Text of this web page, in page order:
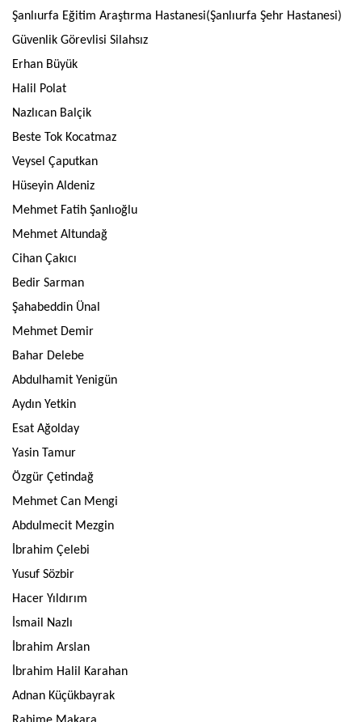
Şanlıurfa Eğitim Araştırma Hastanesi(Şanlıurfa Şehr Hastanesi)
Güvenlik Görevlisi Silahsız
Erhan Büyük
Halil Polat
Nazlıcan Balçik
Beste Tok Kocatmaz
Veysel Çaputkan
Hüseyin Aldeniz
Mehmet Fatih Şanlıoğlu
Mehmet Altundağ
Cihan Çakıcı
Bedir Sarman
Şahabeddin Ünal
Mehmet Demir
Bahar Delebe
Abdulhamit Yenigün
Aydın Yetkin
Esat Ağolday
Yasin Tamur
Özgür Çetindağ
Mehmet Can Mengi
Abdulmecit Mezgin
İbrahim Çelebi
Yusuf Sözbir
Hacer Yıldırım
İsmail Nazlı
İbrahim Arslan
İbrahim Halil Karahan
Adnan Küçükbayrak